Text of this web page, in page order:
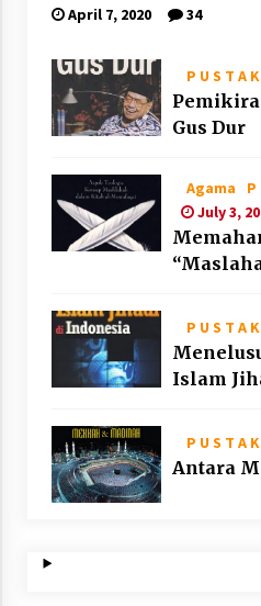
Corona
April 7, 2020 34
P U S T A
Gus Dur
Agama P
July 3,
P U S T A
Islam
P U S T A
Antara